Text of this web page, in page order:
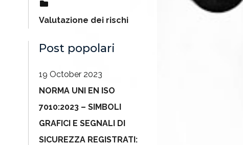
Valutazione dei rischi
Post popolari
19 October 2023
NORMA UNI EN ISO
7010:2023 – SIMBOLI
GRAFICI E SEGNALI DI
SICUREZZA REGISTRATI: